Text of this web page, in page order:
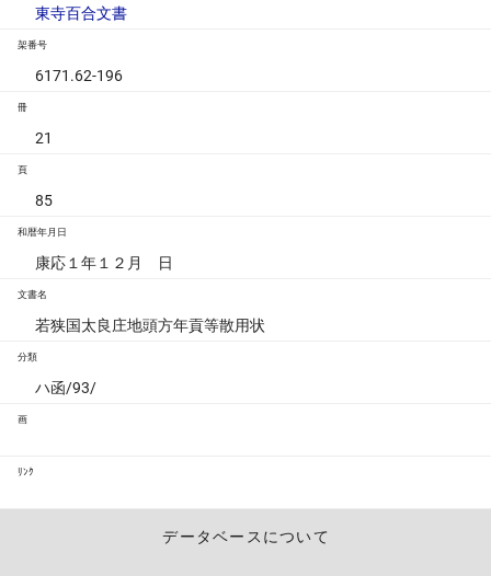
東寺百合文書
架番号
6171.62-196
冊
21
頁
85
和暦年月日
康応１年１２月 日
文書名
若狭国太良庄地頭方年貢等散用状
分類
ハ函/93/
画
ﾘﾝｸ
データベースについて